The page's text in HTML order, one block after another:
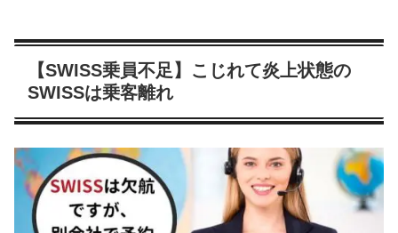
【SWISS乗員不足】こじれて炎上状態の
SWISSは乗客離れ